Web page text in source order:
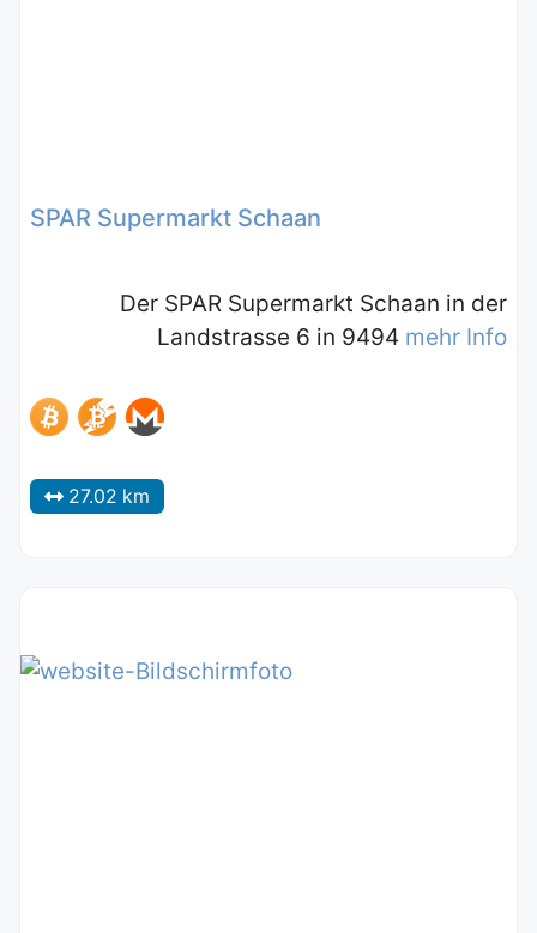
SPAR Supermarkt Schaan
Der SPAR Supermarkt Schaan in der
Landstrasse 6 in 9494 mehr Info
27.02 km